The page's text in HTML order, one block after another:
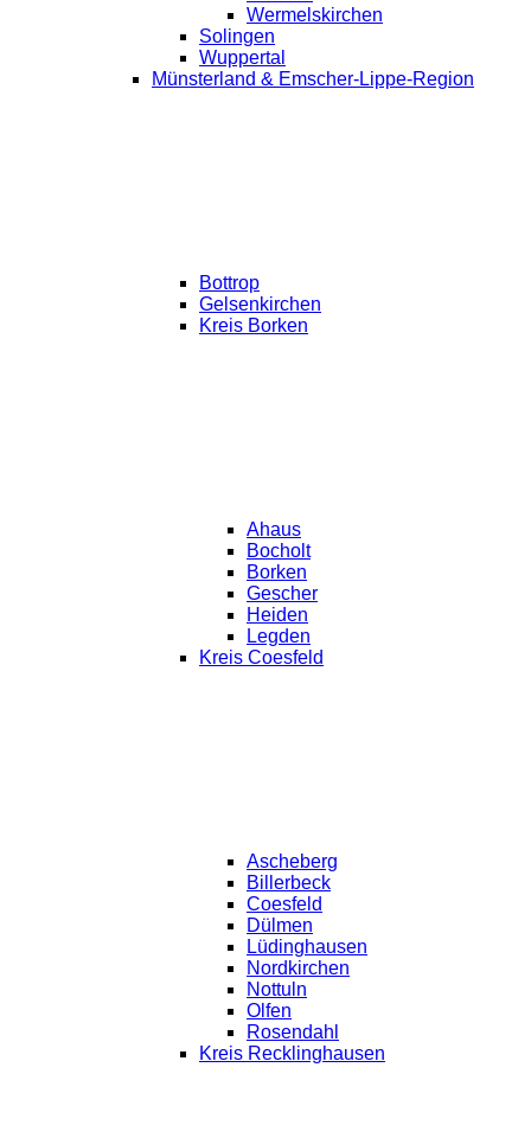
Wermelskirchen
Solingen
Wuppertal
Münsterland & Emscher-Lippe-Region
Bottrop
Gelsenkirchen
Kreis Borken
Ahaus
Bocholt
Borken
Gescher
Heiden
Legden
Kreis Coesfeld
Ascheberg
Billerbeck
Coesfeld
Dülmen
Lüdinghausen
Nordkirchen
Nottuln
Olfen
Rosendahl
Kreis Recklinghausen